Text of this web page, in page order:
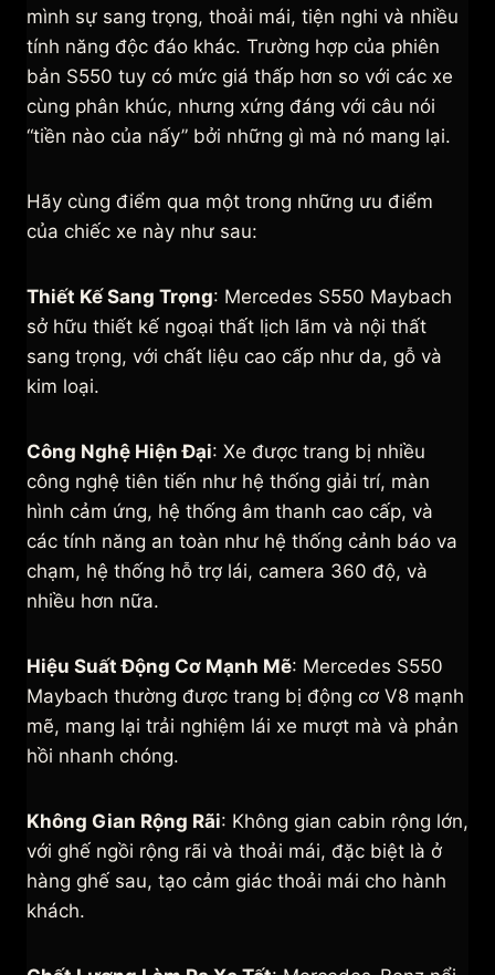
mình sự sang trọng, thoải mái, tiện nghi và nhiều
tính năng độc đáo khác. Trường hợp của phiên
bản S550 tuy có mức giá thấp hơn so với các xe
cùng phân khúc, nhưng xứng đáng với câu nói
“tiền nào của nấy” bởi những gì mà nó mang lại.
Hãy cùng điểm qua một trong những ưu điểm
của chiếc xe này như sau:
Thiết Kế Sang Trọng: Mercedes S550 Maybach
sở hữu thiết kế ngoại thất lịch lãm và nội thất
sang trọng, với chất liệu cao cấp như da, gỗ và
kim loại.
Công Nghệ Hiện Đại: Xe được trang bị nhiều
công nghệ tiên tiến như hệ thống giải trí, màn
hình cảm ứng, hệ thống âm thanh cao cấp, và
các tính năng an toàn như hệ thống cảnh báo va
chạm, hệ thống hỗ trợ lái, camera 360 độ, và
nhiều hơn nữa.
Hiệu Suất Động Cơ Mạnh Mẽ: Mercedes S550
Maybach thường được trang bị động cơ V8 mạnh
mẽ, mang lại trải nghiệm lái xe mượt mà và phản
hồi nhanh chóng.
Không Gian Rộng Rãi: Không gian cabin rộng lớn,
với ghế ngồi rộng rãi và thoải mái, đặc biệt là ở
hàng ghế sau, tạo cảm giác thoải mái cho hành
khách.